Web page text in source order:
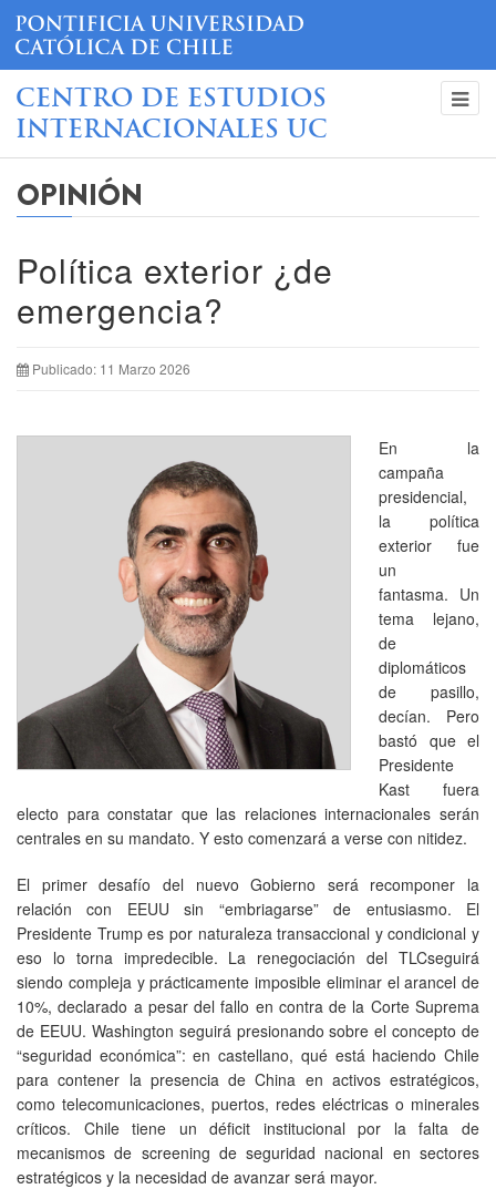
CENTRO DE ESTUDIOS
INTERNACIONALES UC
OPINIÓN
Política exterior ¿de
emergencia?
Publicado: 11 Marzo 2026
En la
campaña
presidencial,
la política
exterior fue
un
fantasma. Un
tema lejano,
de
diplomáticos
de pasillo,
decían. Pero
bastó que el
Presidente
Kast fuera
electo para constatar que las relaciones internacionales serán
centrales en su mandato. Y esto comenzará a verse con nitidez.
El primer desafío del nuevo Gobierno será recomponer la
relación con EEUU sin “embriagarse” de entusiasmo. El
Presidente Trump es por naturaleza transaccional y condicional y
eso lo torna impredecible. La renegociación del TLCseguirá
siendo compleja y prácticamente imposible eliminar el arancel de
10%, declarado a pesar del fallo en contra de la Corte Suprema
de EEUU. Washington seguirá presionando sobre el concepto de
“seguridad económica”: en castellano, qué está haciendo Chile
para contener la presencia de China en activos estratégicos,
como telecomunicaciones, puertos, redes eléctricas o minerales
críticos. Chile tiene un déficit institucional por la falta de
mecanismos de screening de seguridad nacional en sectores
estratégicos y la necesidad de avanzar será mayor.